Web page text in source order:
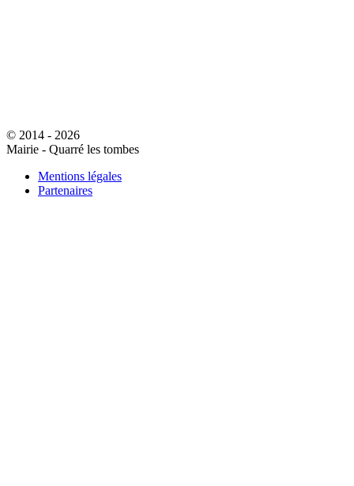
© 2014 - 2026
Mairie - Quarré les tombes
Mentions légales
Partenaires